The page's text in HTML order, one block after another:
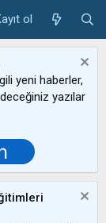
ol
yeni haberler,
yazılar